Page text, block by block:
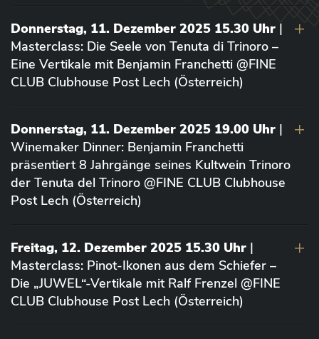
Donnerstag, 11. Dezember 2025 15.30 Uhr |
Masterclass: Die Seele von Tenuta di Trinoro –
Eine Vertikale mit Benjamin Franchetti @FINE
CLUB Clubhouse Post Lech (Österreich)
Donnerstag, 11. Dezember 2025 19.00 Uhr |
Winemaker Dinner: Benjamin Franchetti
präsentiert 8 Jahrgänge seines Kultwein Trinoro
der Tenuta del Trinoro @FINE CLUB Clubhouse
Post Lech (Österreich)
Freitag, 12. Dezember 2025 15.30 Uhr |
Masterclass: Pinot-Ikonen aus dem Schiefer –
Die „JUWEL“-Vertikale mit Ralf Frenzel @FINE
CLUB Clubhouse Post Lech (Österreich)